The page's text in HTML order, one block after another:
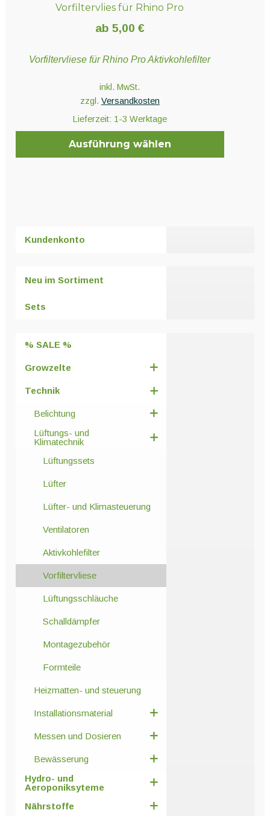
Vorfiltervlies für Rhino Pro
ab 5,00 €
Vorfiltervliese für Rhino Pro Aktivkohlefilter
inkl. MwSt.
zzgl. Versandkosten
Lieferzeit: 1-3 Werktage
Ausführung wählen
auf.
auf
gewählt
werden
Kundenkonto
Neu im Sortiment
Sets
% SALE %
Growzelte
Technik
Belichtung
Lüftungs- und
Klimatechnik
Lüftungssets
Lüfter
Lüfter- und Klimasteuerung
Ventilatoren
Aktivkohlefilter
Vorfiltervliese
Lüftungsschläuche
Schalldämpfer
Montagezubehör
Formteile
Heizmatten- und steuerung
Installationsmaterial
Messen und Dosieren
Bewässerung
Hydro- und
Aeroponiksyteme
Nährstoffe